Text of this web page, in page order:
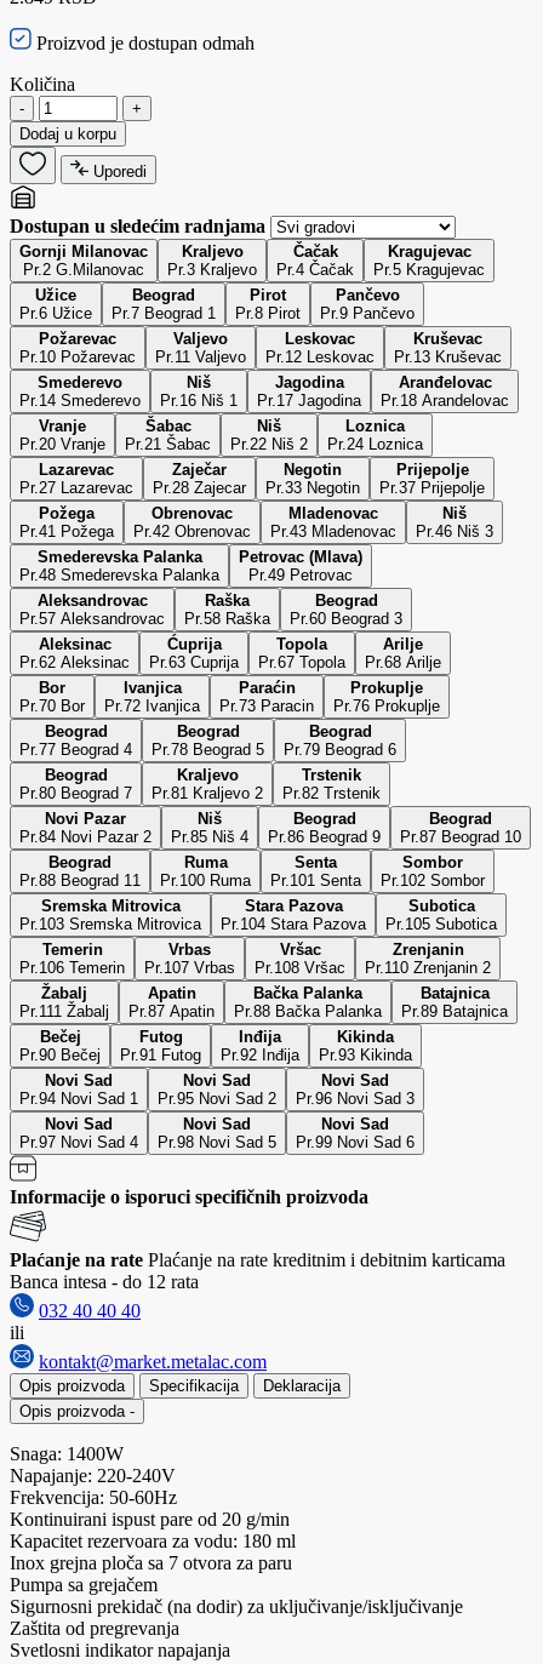
Proizvod je dostupan odmah
Količina
-
+
Dodaj u korpu
Uporedi
Dostupan u sledećim radnjama
Gornji Milanovac
Pr.2 G.Milanovac
Kraljevo
Pr.3 Kraljevo
Čačak
Pr.4 Čačak
Kragujevac
Pr.5 Kragujevac
Užice
Pr.6 Užice
Beograd
Pr.7 Beograd 1
Pirot
Pr.8 Pirot
Pančevo
Pr.9 Pančevo
Požarevac
Pr.10 Požarevac
Valjevo
Pr.11 Valjevo
Leskovac
Pr.12 Leskovac
Kruševac
Pr.13 Kruševac
Smederevo
Pr.14 Smederevo
Niš
Pr.16 Niš 1
Jagodina
Pr.17 Jagodina
Aranđelovac
Pr.18 Arandelovac
Vranje
Pr.20 Vranje
Šabac
Pr.21 Šabac
Niš
Pr.22 Niš 2
Loznica
Pr.24 Loznica
Lazarevac
Pr.27 Lazarevac
Zaječar
Pr.28 Zajecar
Negotin
Pr.33 Negotin
Prijepolje
Pr.37 Prijepolje
Požega
Pr.41 Požega
Obrenovac
Pr.42 Obrenovac
Mladenovac
Pr.43 Mladenovac
Niš
Pr.46 Niš 3
Smederevska Palanka
Pr.48 Smederevska Palanka
Petrovac (Mlava)
Pr.49 Petrovac
Aleksandrovac
Pr.57 Aleksandrovac
Raška
Pr.58 Raška
Beograd
Pr.60 Beograd 3
Aleksinac
Pr.62 Aleksinac
Ćuprija
Pr.63 Cuprija
Topola
Pr.67 Topola
Arilje
Pr.68 Arilje
Bor
Pr.70 Bor
Ivanjica
Pr.72 Ivanjica
Paraćin
Pr.73 Paracin
Prokuplje
Pr.76 Prokuplje
Beograd
Pr.77 Beograd 4
Beograd
Pr.78 Beograd 5
Beograd
Pr.79 Beograd 6
Beograd
Pr.80 Beograd 7
Kraljevo
Pr.81 Kraljevo 2
Trstenik
Pr.82 Trstenik
Novi Pazar
Pr.84 Novi Pazar 2
Niš
Pr.85 Niš 4
Beograd
Pr.86 Beograd 9
Beograd
Pr.87 Beograd 10
Beograd
Pr.88 Beograd 11
Ruma
Pr.100 Ruma
Senta
Pr.101 Senta
Sombor
Pr.102 Sombor
Sremska Mitrovica
Pr.103 Sremska Mitrovica
Stara Pazova
Pr.104 Stara Pazova
Subotica
Pr.105 Subotica
Temerin
Pr.106 Temerin
Vrbas
Pr.107 Vrbas
Vršac
Pr.108 Vršac
Zrenjanin
Pr.110 Zrenjanin 2
Žabalj
Pr.111 Žabalj
Apatin
Pr.87 Apatin
Bačka Palanka
Pr.88 Bačka Palanka
Batajnica
Pr.89 Batajnica
Bečej
Pr.90 Bečej
Futog
Pr.91 Futog
Inđija
Pr.92 Inđija
Kikinda
Pr.93 Kikinda
Novi Sad
Pr.94 Novi Sad 1
Novi Sad
Pr.95 Novi Sad 2
Novi Sad
Pr.96 Novi Sad 3
Novi Sad
Pr.97 Novi Sad 4
Novi Sad
Pr.98 Novi Sad 5
Novi Sad
Pr.99 Novi Sad 6
Informacije o isporuci specifičnih proizvoda
Plaćanje na rate Plaćanje na rate kreditnim i debitnim karticama
Banca intesa - do 12 rata
032 40 40 40
ili
kontakt@market.metalac.com
Opis proizvoda Specifikacija
Deklaracija
Opis proizvoda -
Snaga: 1400W
Napajanje: 220-240V
Frekvencija: 50-60Hz
Kontinuirani ispust pare od 20 g/min
Kapacitet rezervoara za vodu: 180 ml
Inox grejna ploča sa 7 otvora za paru
Pumpa sa grejačem
Sigurnosni prekidač (na dodir) za uključivanje/isključivanje
Zaštita od pregrevanja
Svetlosni indikator napajanja